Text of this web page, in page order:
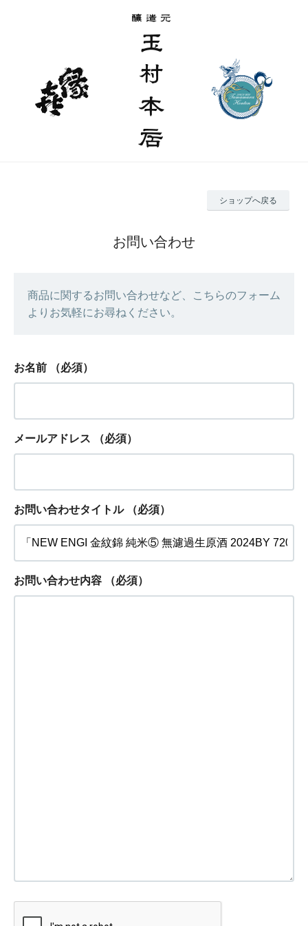
ショップへ戻る
お問い合わせ
商品に関するお問い合わせなど、こちらのフォーム
よりお気軽にお尋ねください。
お名前 （必須）
メールアドレス （必須）
お問い合わせタイトル （必須）
お問い合わせ内容 （必須）